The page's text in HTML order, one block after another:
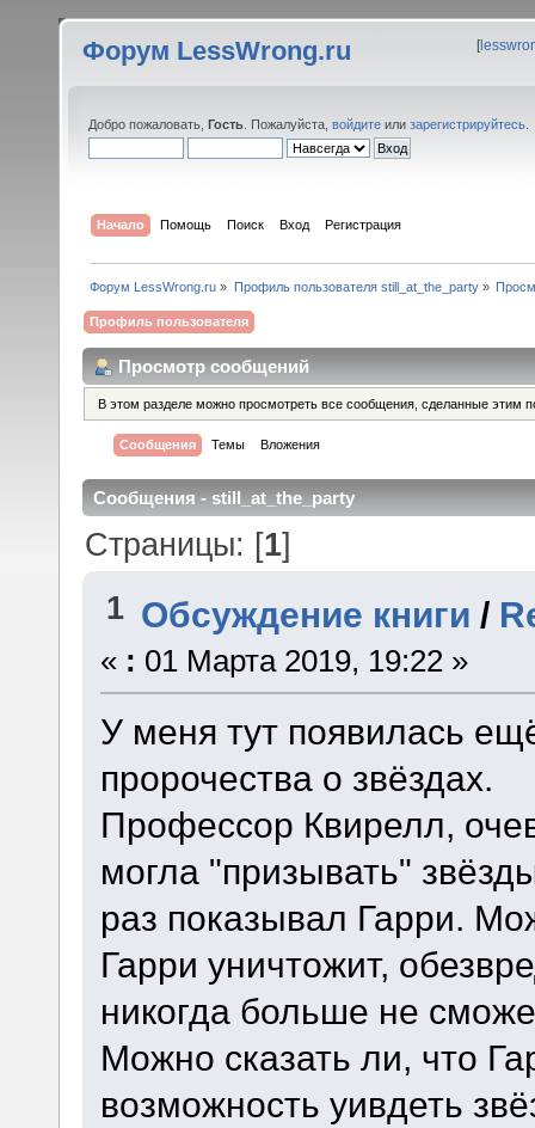
Форум LessWrong.ru [
Добро пожаловать, Гость . Пожалуйста, войдите или зарегистрируйтесь
Начало Помощь Поиск Вход Регистрация
Форум LessWrong.ru » Профиль пользователя still_at_the_party»
Профиль пользователя
Просмотр сообщений
В этом разделе можно просмотреть все сообщения, сделанные этим
Сообщения Темы Вложения
Сообщения - still_at_the_party
Страницы: [1]
1 Обсуждение книги /
« : 01 Марта 2019, 19:22 »
У меня тут появилась
пророчества о звёздах.
Профессор Квирелл,
могла "призывать"
раз показывал Гарри.
Гарри уничтожит,
никогда больше не
Можно сказать ли, что
возможность уивдеть